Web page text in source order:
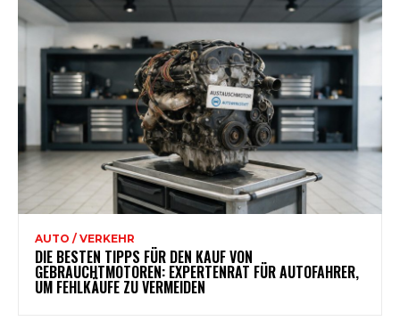
AUTO / VERKEHR
DIE BESTEN TIPPS FÜR DEN KAUF VON
GEBRAUCHTMOTOREN: EXPERTENRAT FÜR AUTOFAHRER,
UM FEHLKÄUFE ZU VERMEIDEN